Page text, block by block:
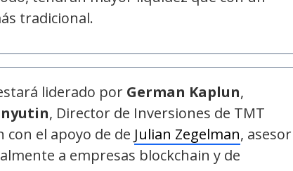
tradicional.
liderado por German Kaplun,
, Director de Inversiones de TMT
con el apoyo de de Julian Zegelman, asesor
a empresas blockchain y de